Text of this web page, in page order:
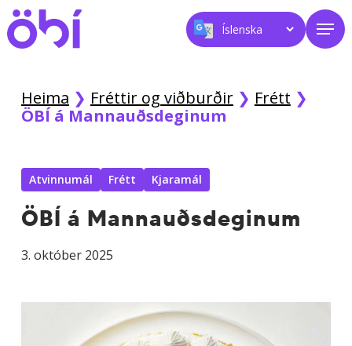
Skip
to
main
Heima ❯ Fréttir og viðburðir❯ Frétt ❯
ÖBÍ á Mannauðsdeginum
Atvinnumál Frétt Kjaramál
ÖBÍ á Mannauðsdeginum
3. október 2025